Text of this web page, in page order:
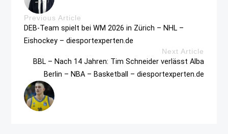
Previous Article
DEB-Team spielt bei WM 2026 in Zürich – NHL –
Eishockey – diesportexperten.de
Next Article
BBL – Nach 14 Jahren: Tim Schneider verlässt Alba
Berlin – NBA – Basketball – diesportexperten.de